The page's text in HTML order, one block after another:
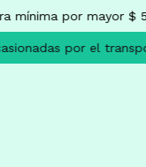
mínima por mayor $
por el